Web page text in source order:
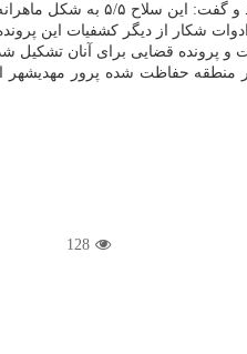
خفیف تبدیل گشته بود.
شکار از دیگر کشفیات این
و پرونده قضایی برای آنان تشکیل
حفاظت شده پرور مهدیشهر
128